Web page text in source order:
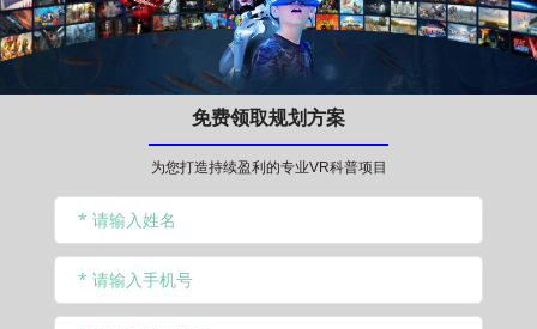
免费领取规划方案
为您打造持续盈利的专业VR科普项目